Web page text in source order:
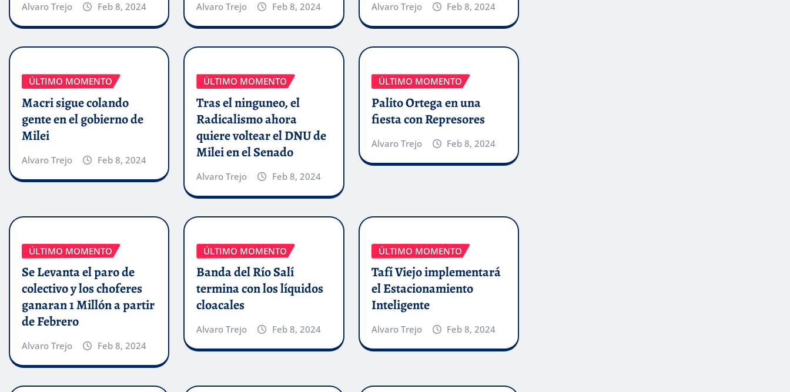
Alvaro Trejo Feb 8, 2024 Alvaro Trejo Feb 8, 2024 Alvaro Trejo Feb 8, 2024
ÚLTIMO MOMENTO
Macri sigue colando
gente en el gobierno de
Milei
Alvaro Trejo Feb 8, 2024
ÚLTIMO MOMENTO
Tras el ninguneo, el
Radicalismo ahora
quiere voltear el DNU de
Milei en el Senado
Alvaro Trejo Feb 8, 2024
ÚLTIMO MOMENTO
Palito Ortega en una
fiesta con Represores
Alvaro Trejo Feb 8, 2024
ÚLTIMO MOMENTO
Se Levanta el paro de
colectivo y los choferes
ganaran 1 Millón a partir
de Febrero
Alvaro Trejo Feb 8, 2024
ÚLTIMO MOMENTO
Banda del Río Salí
termina con los líquidos
cloacales
Alvaro Trejo Feb 8, 2024
ÚLTIMO MOMENTO
Tafí Viejo implementará
el Estacionamiento
Inteligente
Alvaro Trejo Feb 8, 2024